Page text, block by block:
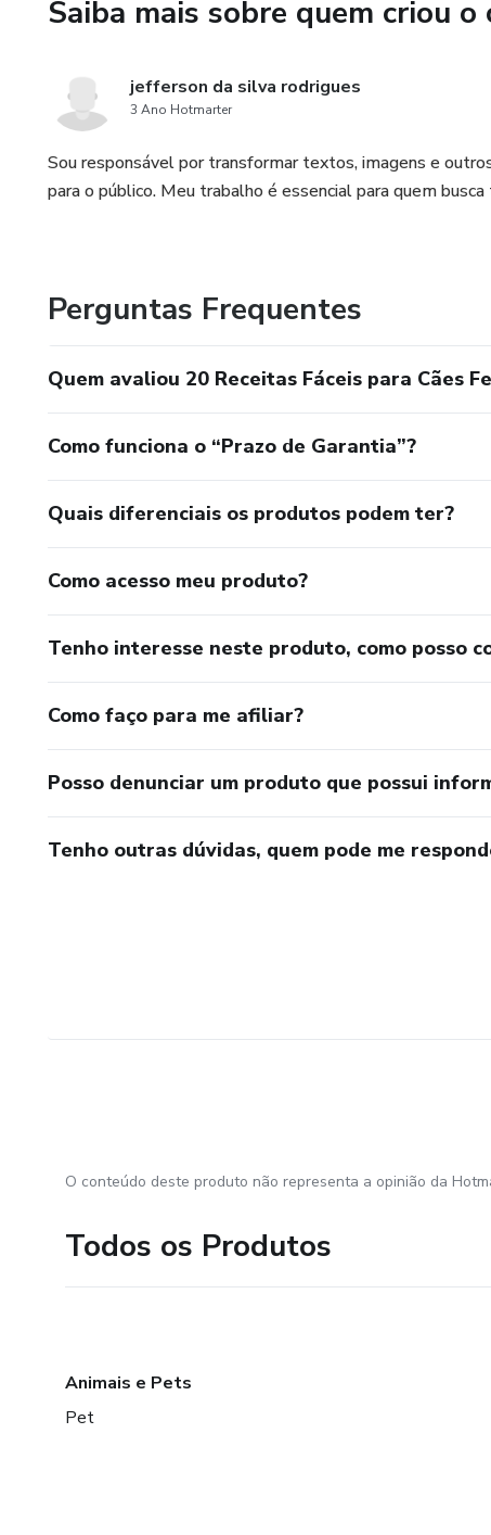
Saiba mais sobre quem criou o
jefferson da silva rodrigues
3 Ano Hotmarter
Sou responsável por transformar textos, imagens e
para o público. Meu trabalho é essencial para quem
Perguntas Frequentes
Quem avaliou 20 Receitas Fáceis para Cães
Como funciona o “Prazo de Garantia”?
Quais diferenciais os produtos podem ter?
Como acesso meu produto?
Tenho interesse neste produto, como posso
Como faço para me afiliar?
Posso denunciar um produto que possui
Tenho outras dúvidas, quem pode me
O conteúdo deste produto não representa a opinião da
Todos os Produtos
Animais e Pets
Pet